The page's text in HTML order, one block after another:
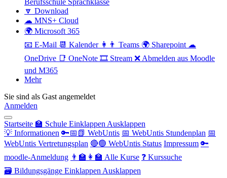
Berufsschule Sprachklasse
🔽 Download
☁ MNS+ Cloud
🌍 Microsoft 365
📧 E-Mail 📆 Kalender 👩👨 Teams 🌍 Sharepoint ☁
OneDrive 📑 OneNote 🎞 Stream ❌ Abmelden aus Moodle
und M365
Mehr
Sie sind als Gast angemeldet
Anmelden
Startseite 🏫 Schule Einklappen Ausklappen
💡 Informationen 🔑📅📗 WebUntis 📅 WebUntis Stundenplan 📅
WebUntis Vertretungsplan 🔴🟢 WebUntis Status Impressum 🔑
moodle-Anmeldung 👨‍🏫👩‍🏫 Alle Kurse ❓ Kurssuche
🗃 Bildungsgänge Einklappen Ausklappen